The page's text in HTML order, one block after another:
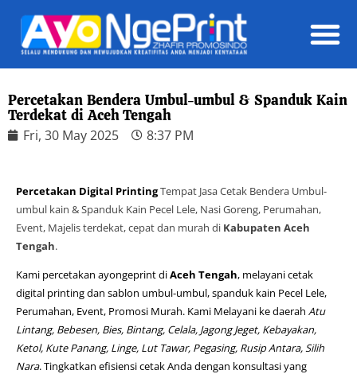
Percetakan Bendera Umbul-umbul & Spanduk Kain
Terdekat di Aceh Tengah
Fri, 30 May 2025 8:37 PM
Percetakan Digital PrintingTempat Jasa Cetak Bendera Umbul-
umbul kain & Spanduk Kain Pecel Lele, Nasi Goreng, Perumahan,
Event, Majelis terdekat, cepat dan murah di Kabupaten Aceh
Tengah.
Kami percetakan ayongeprint diAceh Tengah, melayani cetak
digital printing dan sablon umbul-umbul, spanduk kain Pecel Lele,
Perumahan, Event, Promosi Murah. Kami Melayani ke daerah Atu
Lintang, Bebesen, Bies, Bintang, Celala, Jagong Jeget, Kebayakan,
Ketol, Kute Panang, Linge, Lut Tawar, Pegasing, Rusip Antara, Silih
Nara. Tingkatkan efisiensi cetak Anda dengan konsultasi yang